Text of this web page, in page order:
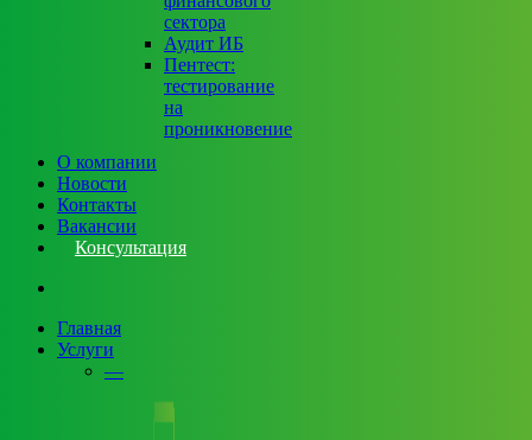
сектора
Аудит ИБ
Пентест:
тестирование
на
проникновение
О компании
Новости
Контакты
Вакансии
Консультация
Главная
Услуги
—